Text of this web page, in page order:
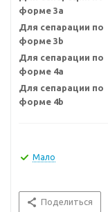
форме 3a
Для сепарации по
форме 3b
Для сепарации по
форме 4a
Для сепарации по
форме 4b
Мало
Поделиться